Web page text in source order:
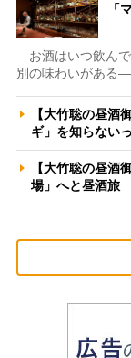
「
お酒はいつ飲ん
別の味わいがある
【大竹聡の昼酒
ギ」を知らな
【大竹聡の昼酒
場」へと昼酒